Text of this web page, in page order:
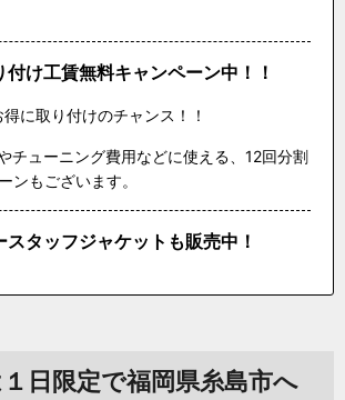
付け工賃無料キャンペーン中！！
に取り付けのチャンス！！
チューニング費用などに使える、12回分割
ンもございます。
タッフジャケットも販売中！
日限定で福岡県糸島市へ